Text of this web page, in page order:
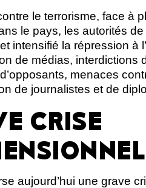
le terrorisme, face à
le pays, les autorités
intensifié la répression à
de médias, interdictions
menaces
de journalistes et de
CRISE
aujourd’hui une grave